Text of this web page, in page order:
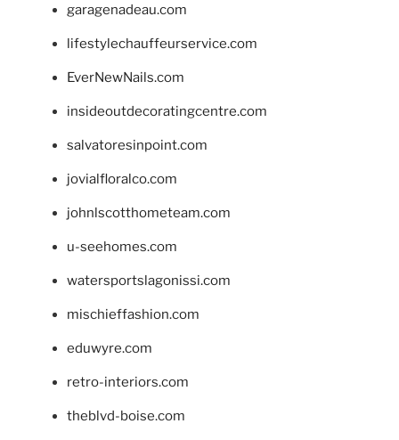
garagenadeau.com
lifestylechauffeurservice.com
EverNewNails.com
insideoutdecoratingcentre.com
salvatoresinpoint.com
jovialfloralco.com
johnlscotthometeam.com
u-seehomes.com
watersportslagonissi.com
mischieffashion.com
eduwyre.com
retro-interiors.com
theblvd-boise.com